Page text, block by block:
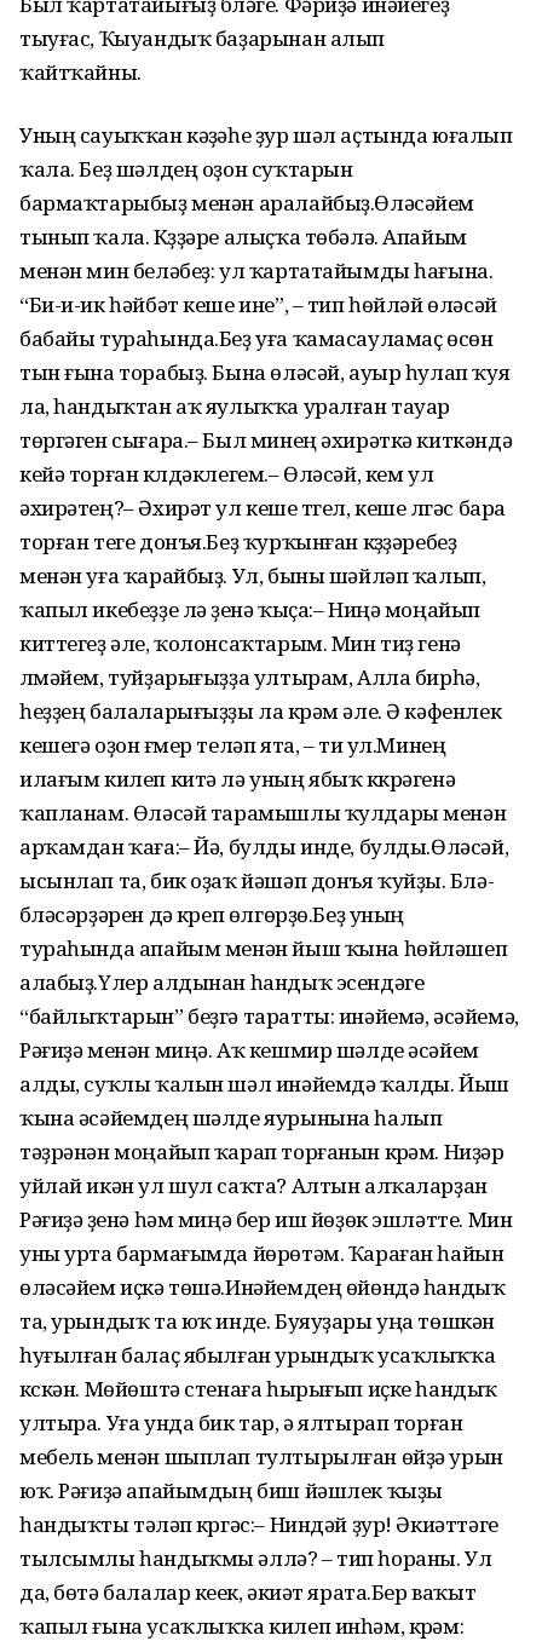
Уның сауыҡҡан кәүҙәһе ҙур шәл аҫтында юғалып
ҡала. Беҙ шәлдең оҙон суҡтарын
бармаҡтарыбыҙ менән аралайбыҙ.Өләсәйем
тынып ҡала. Күҙҙәре алыҫҡа төбәлә. Апайым
менән мин беләбеҙ: ул ҡартатайымды һағына.
“Би-и-ик һәйбәт кеше ине”, – тип һөйләй өләсәй
бабайы тураһында.Беҙ уға ҡамасауламаҫ өсөн
тын ғына торабыҙ. Бына өләсәй, ауыр һулап ҡуя
ла, һандыҡтан аҡ яулыҡҡа уралған тауар
төргәген сығара.– Был минең әхирәткә киткәндә
кейә торған күлдәклегем.– Өләсәй, кем ул
әхирәтең?– Әхирәт ул кеше түгел, кеше үлгәс бара
торған теге донъя.Беҙ ҡурҡынған күҙҙәребеҙ
менән уға ҡарайбыҙ. Ул, быны шәйләп ҡалып,
ҡапыл икебеҙҙе лә үҙенә ҡыҫа:– Ниңә моңайып
киттегеҙ әле, ҡолонсаҡтарым. Мин тиҙ генә
үлмәйем, туйҙарығыҙҙа ултырам, Алла бирһә,
һеҙҙең балаларығыҙҙы ла күрәм әле. Ә кәфенлек
кешегә оҙон ғүмер теләп ята, – ти ул.Минең
илағым килеп китә лә уның ябыҡ күкрәгенә
ҡапланам. Өләсәй тарамышлы ҡулдары менән
арҡамдан ҡаға:– Йә, булды инде, булды.Өләсәй,
ысынлап та, бик оҙаҡ йәшәп донъя ҡуйҙы. Бүлә-
бүләсәрҙәрен дә күреп өлгөрҙө.Беҙ уның
тураһында апайым менән йыш ҡына һөйләшеп
алабыҙ.Үлер алдынан һандыҡ эсендәге
“байлыҡтарын” беҙгә таратты: инәйемә, әсәйемә,
Рәғиҙә менән миңә. Аҡ кешмир шәлде әсәйем
алды, суҡлы ҡалын шәл инәйемдә ҡалды. Йыш
ҡына әсәйемдең шәлде яурынына һалып
тәҙрәнән моңайып ҡарап торғанын күрәм. Ниҙәр
уйлай икән ул шул саҡта? Алтын алҡаларҙан
Рәғиҙә үҙенә һәм миңә бер иш йөҙөк эшләтте. Мин
уны урта бармағымда йөрөтәм. Ҡараған һайын
өләсәйем иҫкә төшә.Инәйемдең өйөндә һандыҡ
та, урындыҡ та юҡ инде. Буяуҙары уңа төшкән
һуғылған балаҫ ябылған урындыҡ усаҡлыҡҡа
күскән. Мөйөштә стенаға һырығып иҫке һандыҡ
ултыра. Уға унда бик тар, ә ялтырап торған
мебель менән шыплап тултырылған өйҙә урын
юҡ. Рәғиҙә апайымдың биш йәшлек ҡыҙы
һандыҡты тәүләп күргәс:– Ниндәй ҙур! Әкиәттәге
тылсымлы һандыҡмы әллә? – тип һораны. Ул
да, бөтә балалар кеүек, әкиәт ярата.Бер ваҡыт
ҡапыл ғына усаҡлыҡҡа килеп инһәм, күрәм: